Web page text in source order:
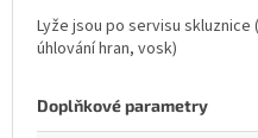
Lyže jsou po servisu
úhlování hran, vosk)
Doplňkové parametry